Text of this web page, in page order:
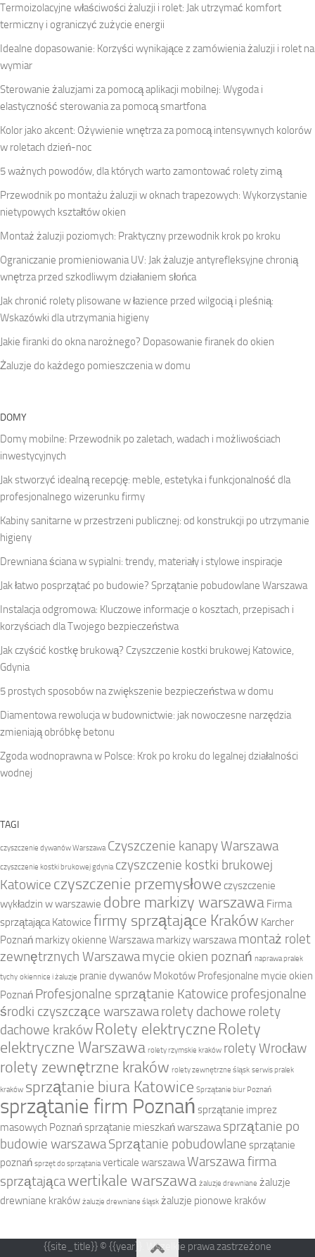
Termoizolacyjne właściwości żaluzji i rolet: Jak utrzymać komfort
termiczny i ograniczyć zużycie energii
Idealne dopasowanie: Korzyści wynikające z zamówienia żaluzji i rolet na
wymiar
Sterowanie żaluzjami za pomocą aplikacji mobilnej: Wygoda i
elastyczność sterowania za pomocą smartfona
Kolor jako akcent: Ożywienie wnętrza za pomocą intensywnych kolorów
w roletach dzień-noc
5 ważnych powodów, dla których warto zamontować rolety zimą
Przewodnik po montażu żaluzji w oknach trapezowych: Wykorzystanie
nietypowych kształtów okien
Montaż żaluzji poziomych: Praktyczny przewodnik krok po kroku
Ograniczanie promieniowania UV: Jak żaluzje antyrefleksyjne chronią
wnętrza przed szkodliwym działaniem słońca
Jak chronić rolety plisowane w łazience przed wilgocią i pleśnią:
Wskazówki dla utrzymania higieny
Jakie firanki do okna narożnego? Dopasowanie firanek do okien
Żaluzje do każdego pomieszczenia w domu
DOMY
Domy mobilne: Przewodnik po zaletach, wadach i możliwościach
inwestycyjnych
Jak stworzyć idealną recepcję: meble, estetyka i funkcjonalność dla
profesjonalnego wizerunku firmy
Kabiny sanitarne w przestrzeni publicznej: od konstrukcji po utrzymanie
higieny
Drewniana ściana w sypialni: trendy, materiały i stylowe inspiracje
Jak łatwo posprzątać po budowie? Sprzątanie pobudowlane Warszawa
Instalacja odgromowa: Kluczowe informacje o kosztach, przepisach i
korzyściach dla Twojego bezpieczeństwa
Jak czyścić kostkę brukową? Czyszczenie kostki brukowej Katowice,
Gdynia
5 prostych sposobów na zwiększenie bezpieczeństwa w domu
Diamentowa rewolucja w budownictwie: jak nowoczesne narzędzia
zmieniają obróbkę betonu
Zgoda wodnoprawna w Polsce: Krok po kroku do legalnej działalności
wodnej
TAGI
czyszczenie dywanów Warszawa Czyszczenie kanapy Warszawa
czyszczenie kostki brukowej gdynia czyszczenie kostki brukowej
Katowice czyszczenie przemysłowe czyszczenie
wykładzin w warszawie dobre markizy warszawa Firma
sprzątająca Katowice firmy sprzątające Kraków Karcher
Poznań markizy okienne Warszawa markizy warszawa montaż rolet
zewnętrznych Warszawamycie okien poznań naprawa pralek
tychy okiennice i żaluzje pranie dywanów Mokotów Profesjonalne mycie okien
Poznań Profesjonalne sprzątanie Katowice profesjonalne
środki czyszczące warszawarolety dachowe rolety
dachowe kraków Rolety elektryczne Rolety
elektryczne Warszawa rolety rzymskie kraków rolety Wrocław
rolety zewnętrzne kraków rolety zewnętrzne śląsk serwis pralek
kraków sprzątanie biura Katowice Sprzątanie biur Poznań
sprzątanie firm Poznań sprzątanie imprez
masowych Poznańsprzątanie mieszkań warszawa sprzątanie po
budowie warszawaSprzątanie pobudowlane sprzątanie
poznań sprzęt do sprzątania verticale warszawaWarszawa firma
sprzątającawertikale warszawa żaluzje drewniane żaluzje
drewniane kraków żaluzje drewniane śląsk żaluzje pionowe kraków
{{site_title}} © {{year}}. Wszelkie prawa zastrzeżone